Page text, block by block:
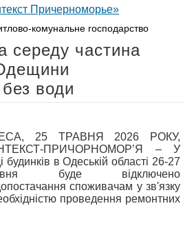
комунальне господарство
середу частина
води
25 ТРАВНЯ 2026 РОКУ,
ПРИЧОРНОМОР’Я – У
будинків в Одеській області 26-27
буде відключено
споживачам у зв'язку
проведення ремонтних